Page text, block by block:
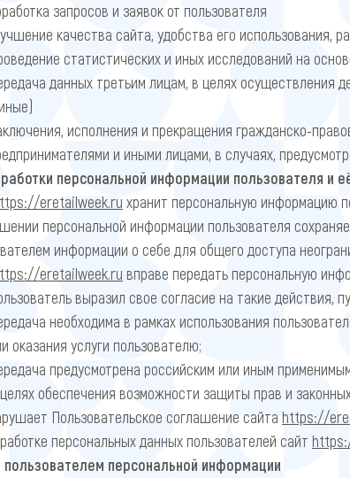
запросов и заявок от пользователя
качества сайта, удобства его использования,
статистических и иных исследований на
данных третьим лицам, в целях осуществления
исполнения и прекращения гражданско-
и иными лицами, в случаях,
персональной информации пользователя и
eretailweek.ru хранит персональную информацию
персональной информации пользователя
информации о себе для общего доступа
eretailweek.ru вправе передать персональную
выразил свое согласие на такие действия,
необходима в рамках использования
оказания услуги пользователю;
предусмотрена российским или иным
обеспечения возможности защиты прав и
Пользовательское соглашение сайта https://
персональных данных пользователей сайт
персональной информации